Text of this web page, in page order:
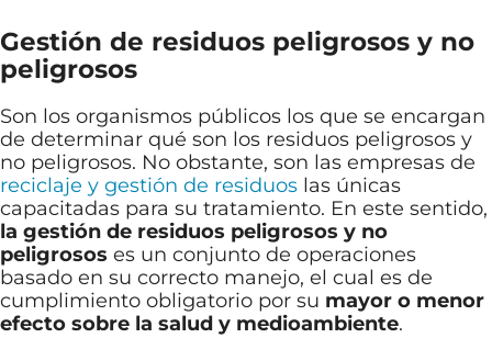
Gestión de residuos peligrosos y no
peligrosos
Son los organismos públicos los que se encargan
de determinar qué son los residuos peligrosos y
no peligrosos. No obstante, son las empresas de
reciclaje y gestión de residuos las únicas
capacitadas para su tratamiento. En este sentido,
la gestión de residuos peligrosos y no
peligrosos es un conjunto de operaciones
basado en su correcto manejo, el cual es de
cumplimiento obligatorio por su mayor o menor
efecto sobre la salud y medioambiente.